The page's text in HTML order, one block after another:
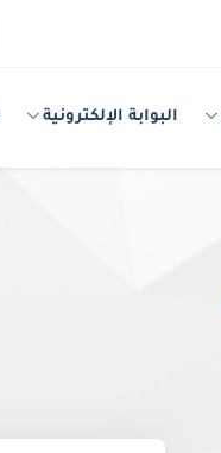
البوابة الإلكترونية